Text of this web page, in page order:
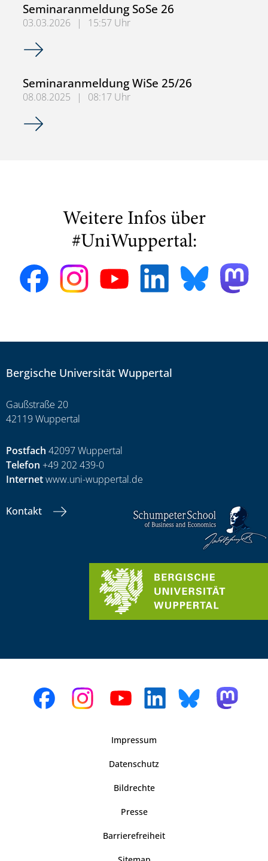
Seminaranmeldung SoSe 26
03.03.2026 |
15:57 Uhr
Seminaranmeldung SoSe 26
Seminaranmeldung WiSe 25/26
08.08.2025 |
08:17 Uhr
Seminaranmeldung WiSe 25/26
Weitere Infos über
#UniWuppertal:
Bergische Universität Wuppertal
Gaußstraße 20
42119 Wuppertal
Postfach 42097 Wuppertal
Telefon +49 202 439-0
Internetwww.uni-wuppertal.de
Kontakt
Impressum
Datenschutz
Bildrechte
Presse
Barrierefreiheit